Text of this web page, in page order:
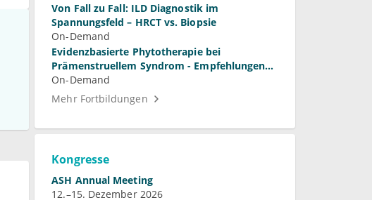
Von Fall zu Fall: ILD Diagnostik im
Spannungsfeld – HRCT vs. Biopsie
On-Demand
Evidenzbasierte Phytotherapie bei
Prämenstruellem Syndrom - Empfehlungen
für die Praxis
On-Demand
Mehr Fortbildungen
Kongresse
ASH Annual Meeting
12.–15. Dezember 2026